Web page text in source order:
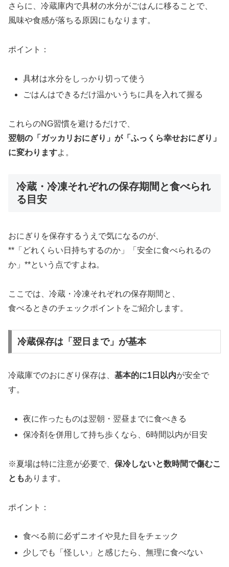
さらに、冷蔵庫内で具材の水分がごはんに移ることで、
風味や食感が落ちる原因にもなります。
ポイント：
具材は水分をしっかり切って使う
ごはんはできるだけ温かいうちに具を入れて握る
これらのNG習慣を避けるだけで、
翌朝の「ガッカリおにぎり」が「ふっくら幸せおにぎり」
に変わりますよ。
冷蔵・冷凍それぞれの保存期間と食べられ
る目安
おにぎりを保存するうえで気になるのが、
**「どれくらい日持ちするのか」「安全に食べられるの
か」**という点ですよね。
ここでは、冷蔵・冷凍それぞれの保存期間と、
食べるときのチェックポイントをご紹介します。
冷蔵保存は「翌日まで」が基本
冷蔵庫でのおにぎり保存は、 基本的に1日以内が安全で
す。
夜に作ったものは翌朝・翌昼までに食べきる
保冷剤を併用して持ち歩くなら、6時間以内が目安
※夏場は特に注意が必要で、 保冷しないと数時間で傷むこ
ともあります。
ポイント：
食べる前に必ずニオイや見た目をチェック
少しでも「怪しい」と感じたら、無理に食べない